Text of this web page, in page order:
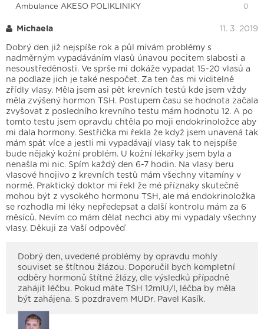
Ambulance AKESO POLIKLINIKY 0
Michaela 11. 3. 2019
Dobrý den již nejspíše rok a půl mívám problémy s
nadměrným vypadáváním vlasů únavou pocitem slabosti a
nesoustředěnosti. Ve sprše mi dokáže vypadat 15-20 vlasů a
na podlaze jich je také nespočet. Za ten čas mi viditelně
zřídly vlasy. Měla jsem asi pět krevních testů kde jsem vždy
měla zvýšený hormon TSH. Postupem času se hodnota začala
zvyšovat z posledního krevního testu mám hodnotu 12. A po
tomto testu jsem opravdu chtěla po moji endokrinoložce aby
mi dala hormony. Sestřička mi řekla že když jsem unavená tak
mám spát více a jestli mi vypadávají vlasy tak to nejspíše
bude nějaký kožní problém. U kožní lékařky jsem byla a
nenašla mi nic. Spím každý den 6-7 hodin. Na vlasy beru
vlasové hnojivo z krevních testů mám všechny vitamíny v
normě. Praktický doktor mi řekl že mé příznaky skutečně
mohou být z vysokého hormonu TSH, ale má endokrinoložka
se rozhodla mi léky nepředepsat a další kontrolu mám za 6
měsíců. Nevím co mám dělat nechci aby mi vypadaly všechny
vlasy. Děkuji za Vaší odpověď
Dobrý den, uvedené problémy by opravdu mohly
souviset se štítnou žlázou. Doporučil bych kompletní
odběry hormonů štítné žlázy, dle výsledků případně
zahájit léčbu. Pokud máte TSH 12mIU/l, léčba by měla
být zahájena. S pozdravem MUDr. Pavel Kasík.